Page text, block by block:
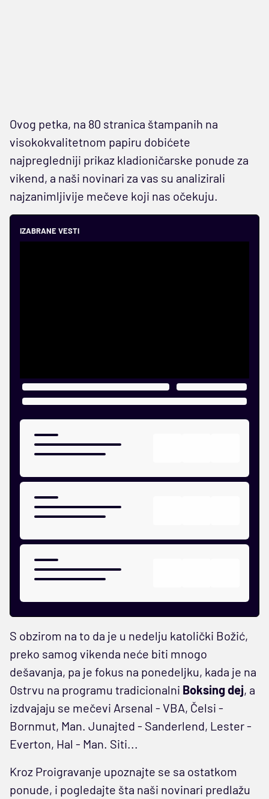
Ovog petka, na 80 stranica štampanih na
visokokvalitetnom papiru dobićete
najpregledniji prikaz kladioničarske ponude za
vikend, a naši novinari za vas su analizirali
najzanimljivije mečeve koji nas očekuju.
IZABRANE VESTI
S obzirom na to da je u nedelju katolički Božić,
preko samog vikenda neće biti mnogo
dešavanja, pa je fokus na ponedeljku, kada je na
Ostrvu na programu tradicionalni Boksing dej, a
izdvajaju se mečevi Arsenal - VBA, Čelsi -
Bornmut, Man. Junajted - Sanderlend, Lester -
Everton, Hal - Man. Siti...
Kroz Proigravanje upoznajte se sa ostatkom
ponude, i pogledajte šta naši novinari predlažu